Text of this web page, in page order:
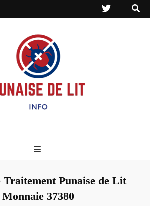
– InfoPunaise de Lit
Monnaie 37380